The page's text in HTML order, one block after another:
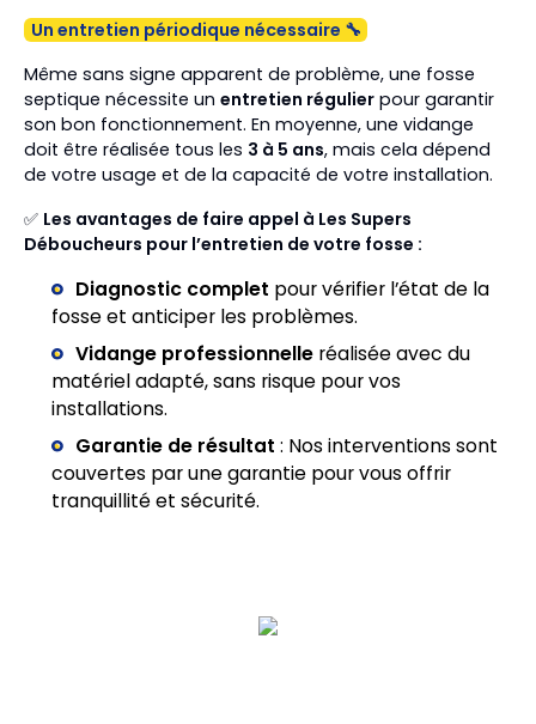
Un entretien périodique nécessaire 🔧
Même sans signe apparent de problème, une fosse
septique nécessite un entretien régulierpour garantir
son bon fonctionnement. En moyenne, une vidange
doit être réalisée tous les 3 à 5 ans, mais cela dépend
de votre usage et de la capacité de votre installation.
✅ Les avantages de faire appel à Les Supers
Déboucheurs pour l’entretien de votre fosse :
Diagnostic complet pour vérifier l’état de la
fosse et anticiper les problèmes.
Vidange professionnelle réalisée avec du
matériel adapté, sans risque pour vos
installations.
Garantie de résultat : Nos interventions sont
couvertes par une garantie pour vous offrir
tranquillité et sécurité.